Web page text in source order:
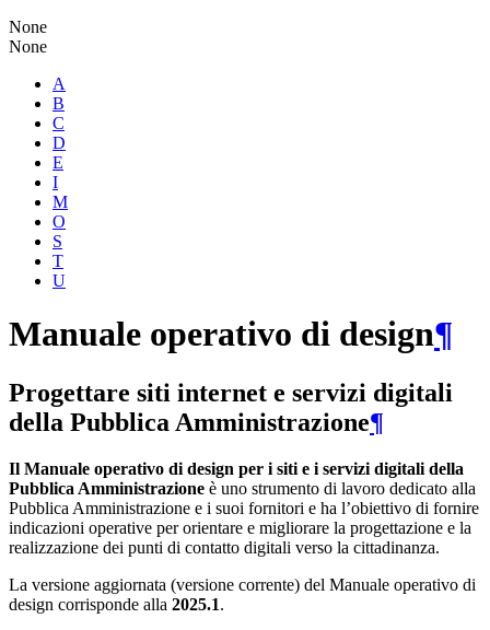
None
None
A
B
C
D
E
I
M
O
S
T
U
Manuale operativo di design¶
Progettare siti internet e servizi digitali
della Pubblica Amministrazione¶
Il Manuale operativo di design per i siti e i servizi digitali della
Pubblica Amministrazione è uno strumento di lavoro dedicato alla
Pubblica Amministrazione e i suoi fornitori e ha l’obiettivo di fornire
indicazioni operative per orientare e migliorare la progettazione e la
realizzazione dei punti di contatto digitali verso la cittadinanza.
La versione aggiornata (versione corrente) del Manuale operativo di
design corrisponde alla 2025.1.